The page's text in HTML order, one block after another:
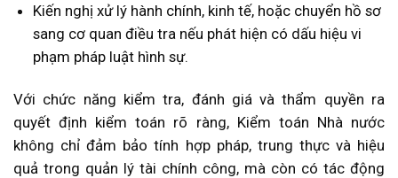
Kiến nghị xử lý hành chính, kinh tế, hoặc chuyển hồ sơ
sang cơ quan điều tra nếu phát hiện có dấu hiệu vi
phạm pháp luật hình sự.
Với chức năng kiểm tra, đánh giá và thẩm quyền ra
quyết định kiểm toán rõ ràng, Kiểm toán Nhà nước
không chỉ đảm bảo tính hợp pháp, trung thực và hiệu
quả trong quản lý tài chính công, mà còn có tác động